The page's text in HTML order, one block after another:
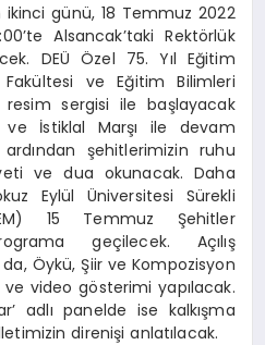
günü, 18 Temmuz 2022
Alsancak’taki Rektörlük
DEÜ Özel 75. Yıl Eğitim
ve Eğitim Bilimleri
resim sergisi ile başlayacak
ve İstiklal Marşı ile devam
şehitlerimizin ruhu
ve dua okunacak. Daha
Eylül Üniversitesi Sürekli
15 Temmuz Şehitler
geçilecek. Açılış
Öykü, Şiir ve Kompozisyon
ve video gösterimi yapılacak.
adlı panelde ise kalkışma
direnişi anlatılacak.